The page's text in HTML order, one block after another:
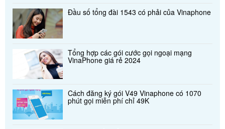
Đầu số tổng đài 1543 có phải của Vinaphone
Tổng hợp các gói cước gọi ngoại mạng
VinaPhone giá rẻ 2024
Cách đăng ký gói V49 Vinaphone có 1070
phút gọi miễn phí chỉ 49K